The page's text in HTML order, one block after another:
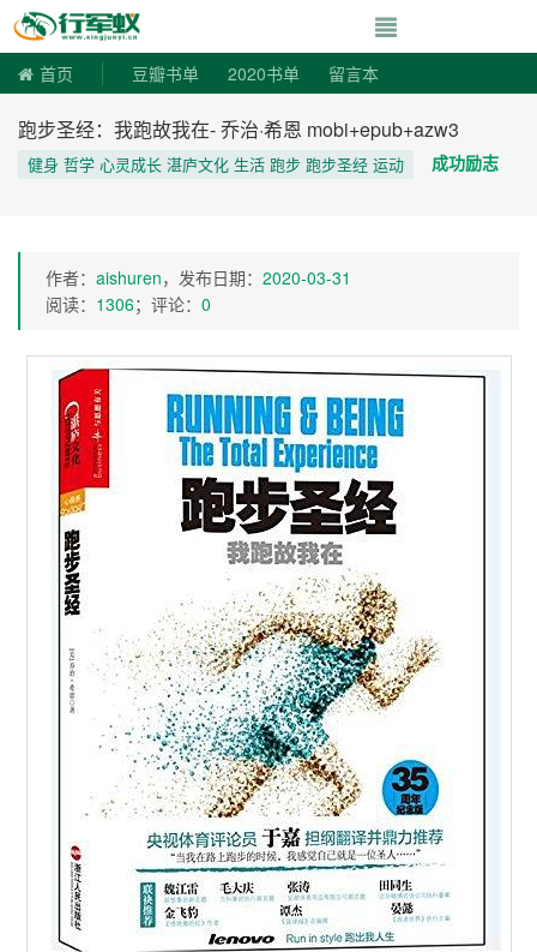
寻书令|走向自
首页 豆瓣书单 2020书单 留言本
跑步圣经：我跑故我在- 乔治·希恩 mobi+epub+azw3
健身 哲学 心灵成长 湛庐文化 生活 跑步 跑步圣经 运动 成功励志
作者： aishuren，发布日期： 2020-03-31
阅读： 1306；评论： 0